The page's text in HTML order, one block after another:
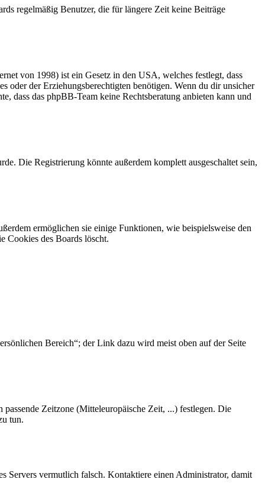
regelmäßig Benutzer, die für längere Zeit keine Beiträge
von 1998) ist ein Gesetz in den USA, welches festlegt, dass
oder der Erziehungsberechtigten benötigen. Wenn du dir unsicher
dass das phpBB-Team keine Rechtsberatung anbieten kann und
Die Registrierung könnte außerdem komplett ausgeschaltet sein,
ermöglichen sie einige Funktionen, wie beispielsweise den
Cookies des Boards löscht.
Bereich“; der Link dazu wird meist oben auf der Seite
Zeitzone (Mitteleuropäische Zeit, ...) festlegen. Die
tun.
Servers vermutlich falsch. Kontaktiere einen Administrator, damit